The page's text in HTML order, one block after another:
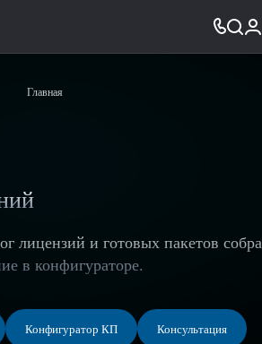
Главная
лицензий и готовых пакетов
в конфигураторе.
Конфигуратор КП Консультация